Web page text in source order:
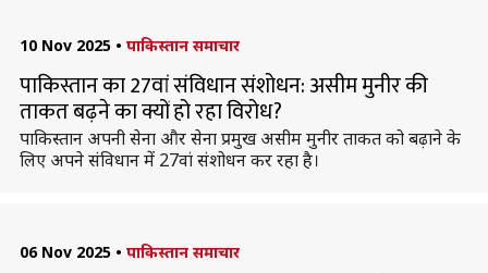
10 Nov 2025 • पाकिस्तान समाचार
पाकिस्तान का 27वां संविधान संशोधन: असीम मुनीर की
ताकत बढ़ने का क्यों हो रहा विरोध?
पाकिस्तान अपनी सेना और सेना प्रमुख असीम मुनीर ताकत को बढ़ाने के
लिए अपने संविधान में 27वां संशोधन कर रहा है।
06 Nov 2025 • पाकिस्तान समाचार